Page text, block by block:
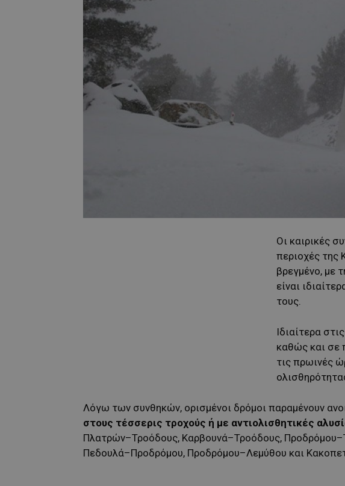
Οι καιρικές
περιοχές της
βρεγμένο, με
είναι
τους.
Ιδιαίτερα
καθώς και σε
τις πρωινές
Λόγω των συνθηκών, ορισμένοι δρόμοι παραμένουν
στους τέσσερις τροχούς ή με αντιολισθητικές
Πλατρών–Τροόδους, Καρβουνά–Τροόδους,
Πεδουλά–Προδρόμου, Προδρόμου–Λεμύθου και